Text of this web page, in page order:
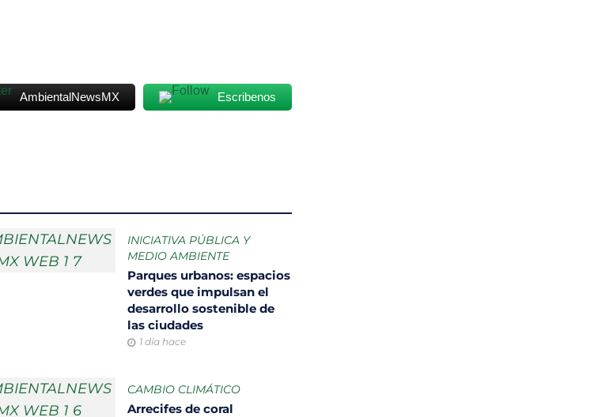
AmbientalNewsMX Escribenos
INICIATIVA PÚBLICA Y
MEDIO AMBIENTE
Parques urbanos: espacios
verdes que impulsan el
desarrollo sostenible de
las ciudades
1 día hace
CAMBIO CLIMÁTICO
Arrecifes de coral